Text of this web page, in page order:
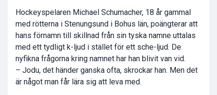
Hockeyspelaren Michael Schumacher, 18 år gammal
med rötterna i Stenungsund i Bohus län, poängterar att
hans förnamn till skillnad från sin tyska namne uttalas
med ett tydligt k-ljud i stället för ett sche-ljud. De
nyfikna frågorna kring namnet har han blivit van vid.
– Jodu, det händer ganska ofta, skrockar han. Men det
är något man får lära sig att leva med.